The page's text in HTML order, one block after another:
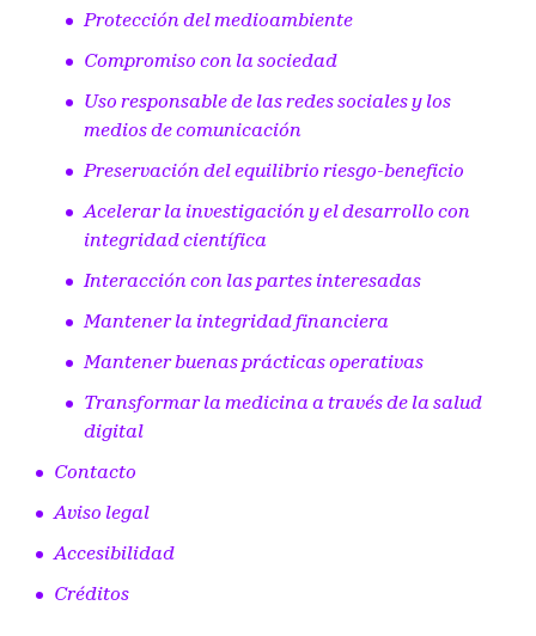
Protección del medioambiente
Compromiso con la sociedad
Uso responsable de las redes sociales y los
medios de comunicación
Preservación del equilibrio riesgo-beneficio
Acelerar la investigación y el desarrollo con
integridad científica
Interacción con las partes interesadas
Mantener la integridad financiera
Mantener buenas prácticas operativas
Transformar la medicina a través de la salud
digital
Contacto
Aviso legal
Accesibilidad
Créditos